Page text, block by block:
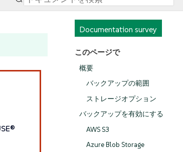
Documentation survey
このページで
概要
バックアップの範囲
ストレージオプション
バックアップを有効にする
AWS S3
Azure Blob Storage